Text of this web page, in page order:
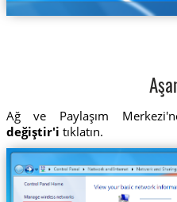
Ağ ve Paylaşım
değiştir'i tıklatın.